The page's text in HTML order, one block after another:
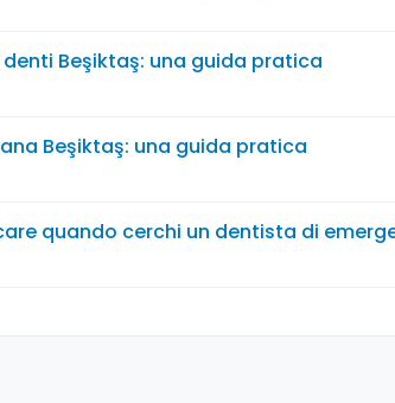
Beşiktaş: una guida pratica
Beşiktaş: una guida pratica
quando cerchi un dentista di